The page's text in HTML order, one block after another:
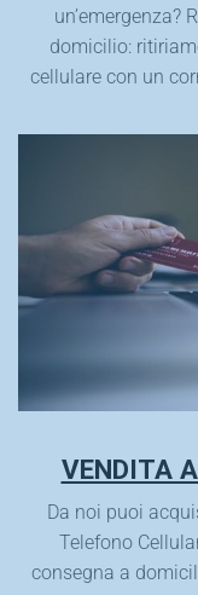
un’emergenza?
domicilio:
cellulare con un
VENDITA
Da noi puoi
Telefono
consegna a